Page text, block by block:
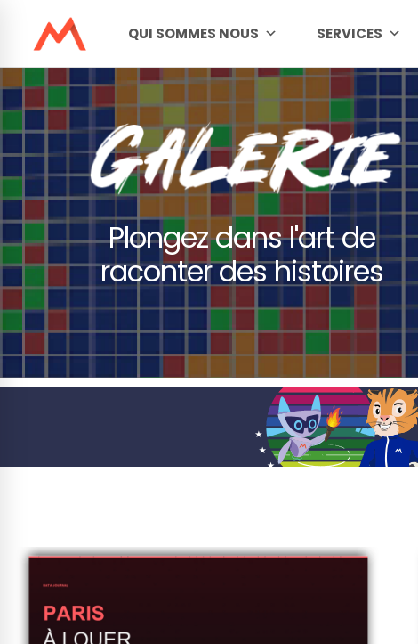
QUI SOMMES NOUS SERVICES
Plongez dans l'art de
raconter des histoires